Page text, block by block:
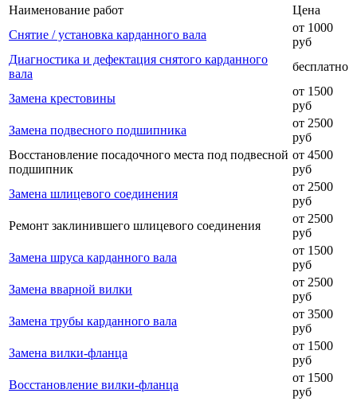
Наименование работ
Цена
Снятие / установка карданного вала
от 1000
руб
Диагностика и дефектация снятого карданного
вала
бесплатно
Замена крестовины
от 1500
руб
Замена подвесного подшипника
от 2500
руб
Восстановление посадочного места под подвесной
подшипник
от 4500
руб
Замена шлицевого соединения
от 2500
руб
Ремонт заклинившего шлицевого соединения
от 2500
руб
Замена шруса карданного вала
от 1500
руб
Замена вварной вилки
от 2500
руб
Замена трубы карданного вала
от 3500
руб
Замена вилки-фланца
от 1500
руб
Восстановление вилки-фланца
от 1500
руб